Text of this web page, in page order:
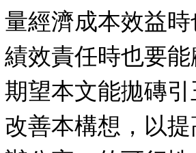
量經濟成本效益
績效責任時也要
期望本文能拋磚
改善本構想，以